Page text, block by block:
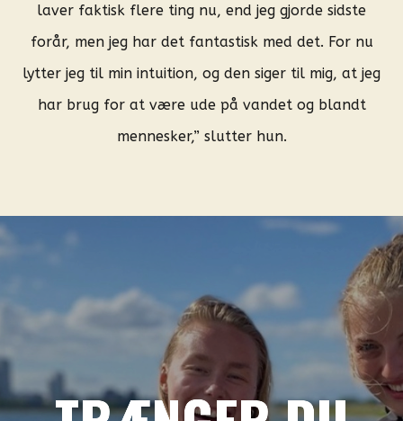
laver faktisk flere ting nu, end jeg gjorde sidste
forår, men jeg har det fantastisk med det. For nu
lytter jeg til min intuition, og den siger til mig, at jeg
har brug for at være ude på vandet og blandt
mennesker,” slutter hun.